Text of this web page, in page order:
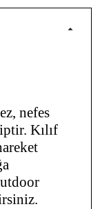
nefes
Kılıf